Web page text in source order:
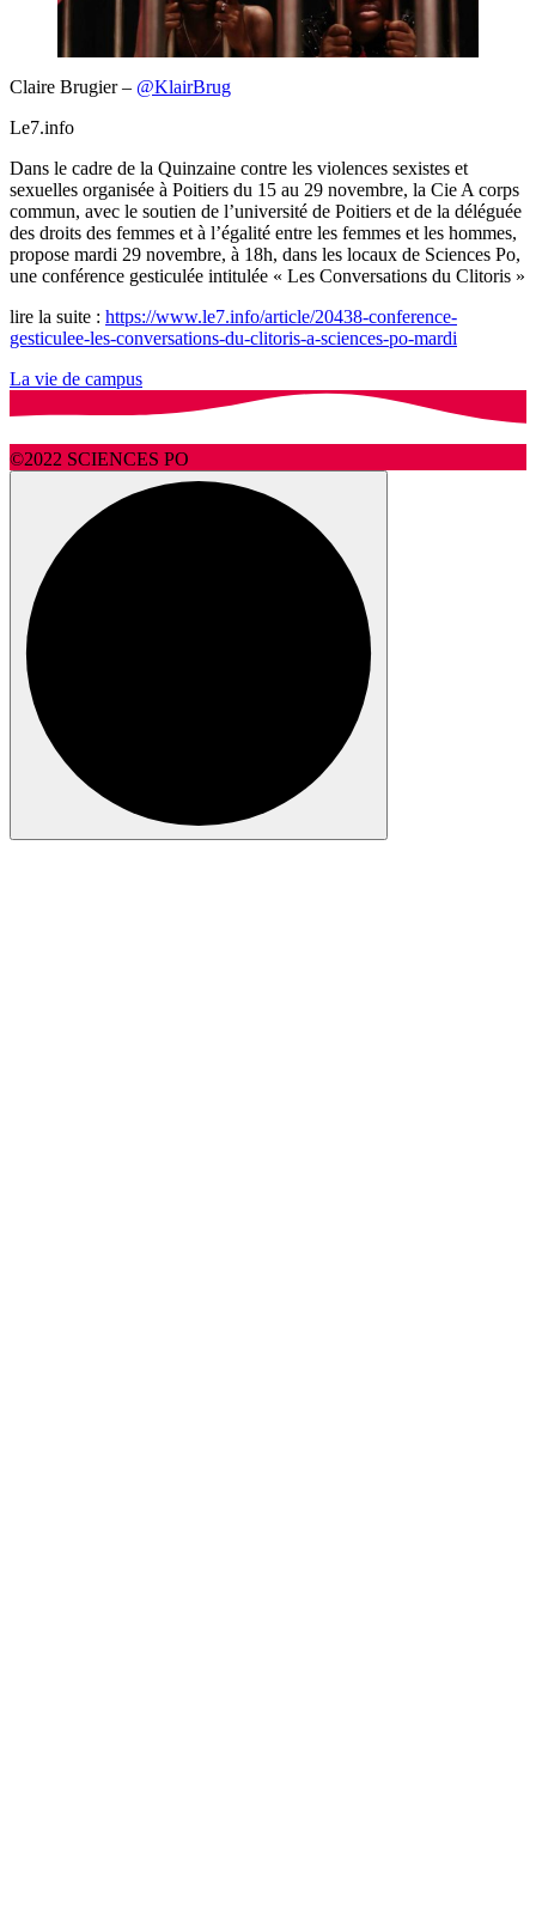
Claire Brugier – @KlairBrug
Le7.info
Dans le cadre de la Quinzaine contre les violences sexistes et
sexuelles organisée à Poitiers du 15 au 29 novembre, la Cie A corps
commun, avec le soutien de l’université de Poitiers et de la déléguée
des droits des femmes et à l’égalité entre les femmes et les hommes,
propose mardi 29 novembre, à 18h, dans les locaux de Sciences Po,
une conférence gesticulée intitulée « Les Conversations du Clitoris »
lire la suite : https://www.le7.info/article/20438-conference-
gesticulee-les-conversations-du-clitoris-a-sciences-po-mardi
La vie de campus
©2022 SCIENCES PO